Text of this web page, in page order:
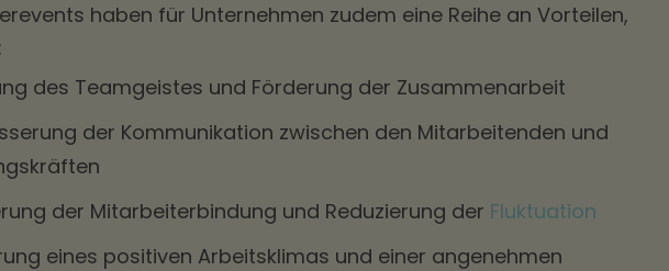
haben für Unternehmen zudem eine Reihe an Vorteilen,
des Teamgeistes und Förderung der Zusammenarbeit
der Kommunikation zwischen den Mitarbeitenden und
der Mitarbeiterbindung und Reduzierung der Fluktuation
eines positiven Arbeitsklimas und einer angenehmen